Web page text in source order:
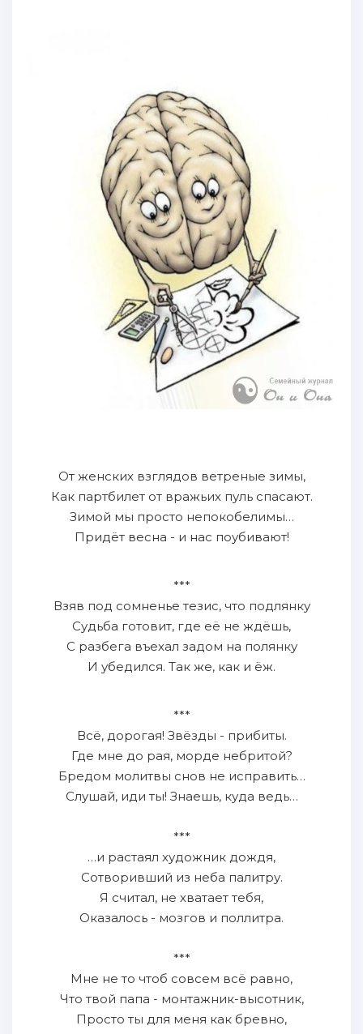
От женских взглядов ветреные зимы,
Как партбилет от вражьих пуль спасают.
Зимой мы просто непокобелимы…
Придёт весна - и нас поубивают!
***
Взяв под сомненье тезис, что подлянку
Судьба готовит, где её не ждёшь,
С разбега въехал задом на полянку
И убедился. Так же, как и ёж.
***
Всё, дорогая! Звёзды - прибиты.
Где мне до рая, морде небритой?
Бредом молитвы снов не исправить…
Слушай, иди ты! Знаешь, куда ведь…
***
…и растаял художник дождя,
Сотворивший из неба палитру.
Я считал, не хватает тебя,
Оказалось - мозгов и поллитра.
***
Мне не то чтоб совсем всё равно,
Что твой папа - монтажник-высотник,
Просто ты для меня как бревно,